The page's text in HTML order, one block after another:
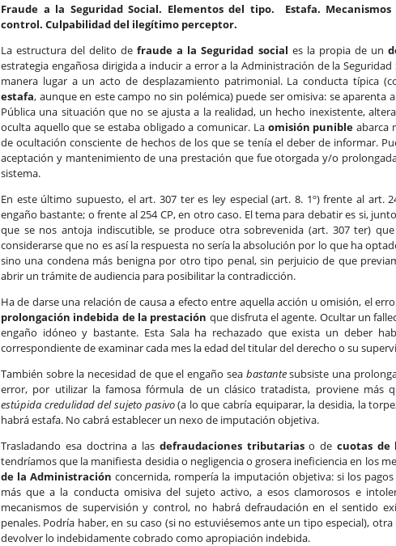
Fraude a la Seguridad Social. Elementos del tipo. Estafa.
control. Culpabilidad del ilegítimo perceptor.
La estructura del delito defraude a la Seguridad social es la propia de un
estrategia engañosa dirigida a inducir a error a la Administración de la Seguridad
manera lugar a un acto de desplazamiento patrimonial. La conducta típica
estafa, aunque en este campo no sin polémica) puede ser omisiva: se aparenta
Pública una situación que no se ajusta a la realidad, un hecho inexistente,
oculta aquello que se estaba obligado a comunicar. La omisión punible abarca
de ocultación consciente de hechos de los que se tenía el deber de informar.
aceptación y mantenimiento de una prestación que fue otorgada y/o
sistema.
En este último supuesto, el art. 307 ter es ley especial (art. 8. 1º) frente al art.
engaño bastante; o frente al 254 CP, en otro caso. El tema para debatir es si,
que se nos antoja indiscutible, se produce otra sobrevenida (art. 307 ter)
considerarse que no es así la respuesta no sería la absolución por lo que ha
sino una condena más benigna por otro tipo penal, sin perjuicio de que
abrir un trámite de audiencia para posibilitar la contradicción.
Ha de darse una relación de causa a efecto entre aquella acción u omisión, el
prolongación indebida de la prestación que disfruta el agente. Ocultar un
engaño idóneo y bastante. Esta Sala ha rechazado que exista un deber
correspondiente de examinar cada mes la edad del titular del derecho o su
También sobre la necesidad de que el engaño sea bastantesubsiste una
error, por utilizar la famosa fórmula de un clásico tratadista, proviene más
estúpida credulidad del sujeto pasivo(a lo que cabría equiparar, la desidia, la
habrá estafa. No cabrá establecer un nexo de imputación objetiva.
Trasladando esa doctrina a las defraudaciones tributariaso de cuotas de
tendríamos que la manifiesta desidia o negligencia o grosera ineficiencia en los
de la Administración concernida, rompería la imputación objetiva: si los
más que a la conducta omisiva del sujeto activo, a esos clamorosos e
mecanismos de supervisión y control, no habrá defraudación en el sentido
penales. Podría haber, en su caso (si no estuviésemos ante un tipo especial),
devolver lo indebidamente cobrado como apropiación indebida.